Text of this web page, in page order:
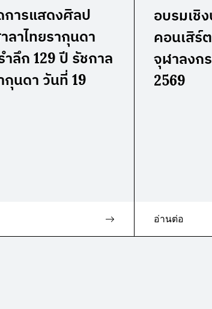
การแสดงศิลป
าไทยรากุนดา
ลึก 129 ปี รัชกาล
กุนดา วันที่ 19
อบรมเชิ
คอนเสิร์
จุฬาลงก
2569
อ่านต่อ